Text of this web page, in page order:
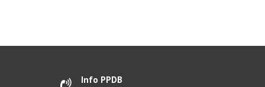
Info PPDB